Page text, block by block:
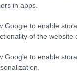
in apps.
Google to enable
of the website
Google to enable
in tempo
nel canale